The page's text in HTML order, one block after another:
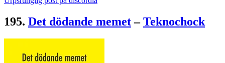
195. Det dödande memet–Teknochock